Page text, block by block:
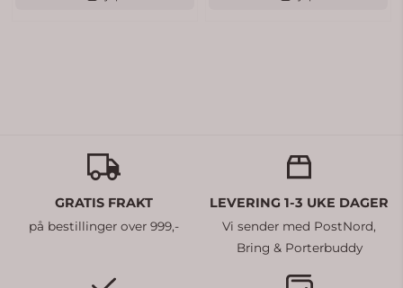
GRATIS FRAKT
på bestillinger over 999,-
LEVERING 1-3 UKE DAGER
Vi sender med PostNord,
Bring & Porterbuddy